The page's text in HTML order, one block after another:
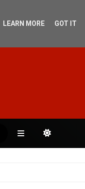
LEARN MORE GOT IT